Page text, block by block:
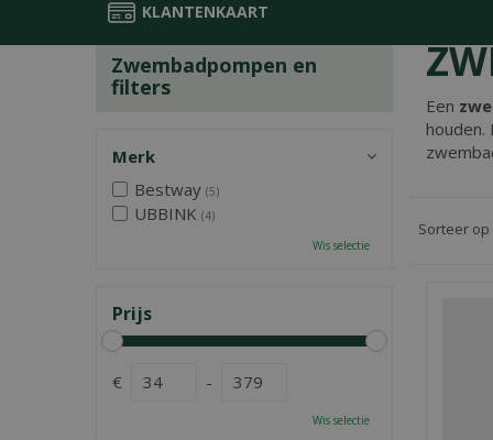
Home Producten Water in de tuin
KLANTENKAART
Een
Sorteer op
Zwembadpompen en
filters
Merk
Bestway (5)
UBBINK (4)
Wis selectie
Prijs
€ -
Wis selectie